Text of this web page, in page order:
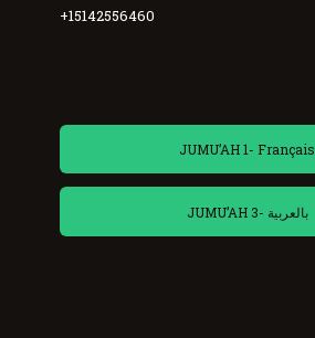
+15142556460
JUMU’AH 1- Français
JUMU’AH 3- بالعربية